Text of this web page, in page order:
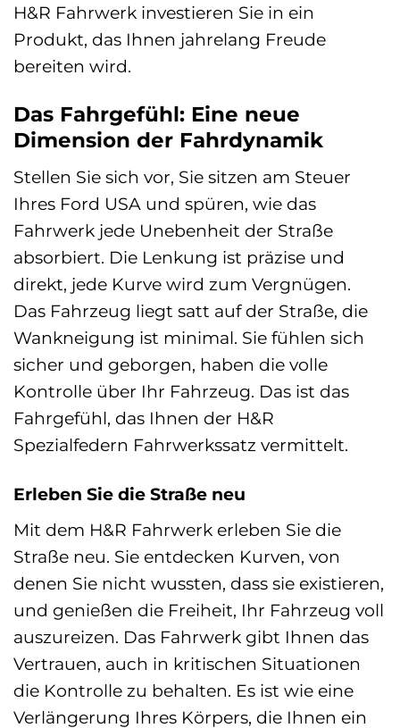
H&R Fahrwerk investieren Sie in ein
Produkt, das Ihnen jahrelang Freude
bereiten wird.
Das Fahrgefühl: Eine neue
Dimension der Fahrdynamik
Stellen Sie sich vor, Sie sitzen am Steuer
Ihres Ford USA und spüren, wie das
Fahrwerk jede Unebenheit der Straße
absorbiert. Die Lenkung ist präzise und
direkt, jede Kurve wird zum Vergnügen.
Das Fahrzeug liegt satt auf der Straße, die
Wankneigung ist minimal. Sie fühlen sich
sicher und geborgen, haben die volle
Kontrolle über Ihr Fahrzeug. Das ist das
Fahrgefühl, das Ihnen der H&R
Spezialfedern Fahrwerkssatz vermittelt.
Erleben Sie die Straße neu
Mit dem H&R Fahrwerk erleben Sie die
Straße neu. Sie entdecken Kurven, von
denen Sie nicht wussten, dass sie existieren,
und genießen die Freiheit, Ihr Fahrzeug voll
auszureizen. Das Fahrwerk gibt Ihnen das
Vertrauen, auch in kritischen Situationen
die Kontrolle zu behalten. Es ist wie eine
Verlängerung Ihres Körpers, die Ihnen ein